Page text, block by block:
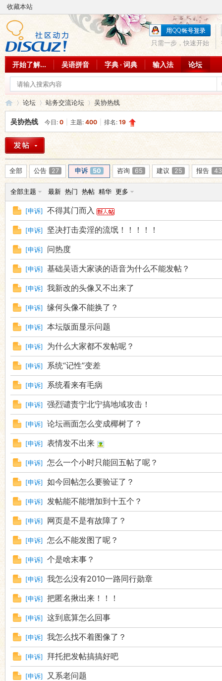
收藏本站
只需一步，快速开始
开始了解... 吴语拼音 字典 · 词典 输入法 论坛
»
论坛
›
站务交流论坛 吴协热线
吴协热线 今日: 0 主题: 400 排名: 19
全部 公告 27 申诉 50 咨询 65 建议 25 报告 43
全部主题 最新 热门 热帖 精华 更多
[申诉] 不得其门而入
[申诉] 坚决打击卖淫的流氓！！！！！
[申诉] 问热度
[申诉] 基础吴语大家谈的语音为什么不能发帖？
[申诉] 我新改的头像又不出来了
[申诉] 缘何头像不能换了？
[申诉] 本坛版面显示问题
[申诉] 为什么大家都不发帖呢？
[申诉] 系统“记性”变差
[申诉] 系统看来有毛病
[申诉] 强烈谴责宁北宁搞地域攻击！
[申诉] 论坛画面怎么变成椰树了？
[申诉] 表情发不出来
[申诉] 怎么一个小时只能回五帖了呢？
[申诉] 如今回帖怎么要验证了？
[申诉] 发帖能不能增加到十五个？
[申诉] 网页是不是有故障了？
[申诉] 怎么不能发图了呢？
[申诉] 个是啥末事？
[申诉] 我怎么没有2010一路同行勋章
[申诉] 把匿名揪出来！！！
[申诉] 这到底算怎么回事
[申诉] 我怎么找不着图像了？
[申诉] 拜托把发帖搞搞好吧
[申诉] 又系老问题